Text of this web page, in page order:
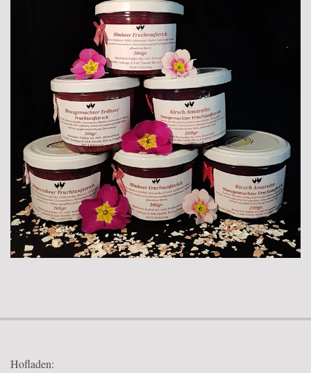
Hofladen: